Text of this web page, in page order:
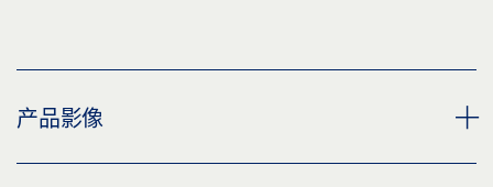
产品影像